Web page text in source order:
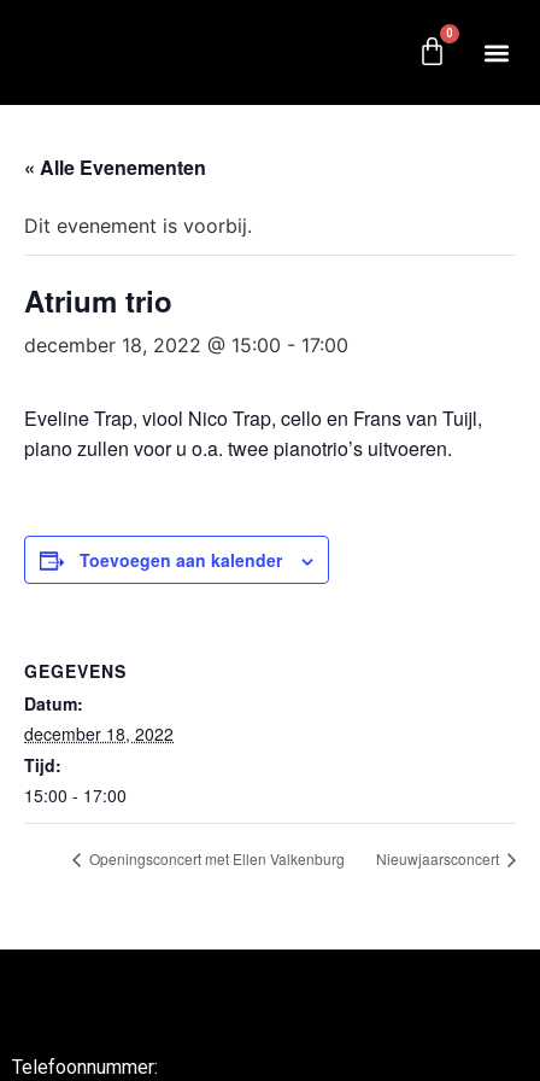
0
« Alle Evenementen
Dit evenement is voorbij.
Atrium trio
december 18, 2022 @ 15:00 - 17:00
Eveline Trap, viool Nico Trap, cello en Frans van Tuijl,
piano zullen voor u o.a. twee pianotrio’s uitvoeren.
Toevoegen aan kalender
GEGEVENS
Datum:
december 18, 2022
Tijd:
15:00 - 17:00
Openingsconcert met Ellen Valkenburg Nieuwjaarsconcert
Telefoonnummer: